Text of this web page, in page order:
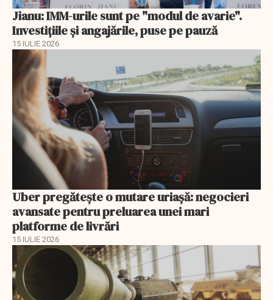
Jianu: IMM-urile sunt pe "modul de avarie".
Investițiile și angajările, puse pe pauză
15 IULIE 2026
Uber pregătește o mutare uriașă: negocieri
avansate pentru preluarea unei mari
platforme de livrări
15 IULIE 2026